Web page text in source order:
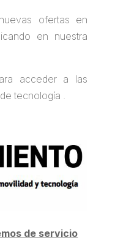
ofertas en
en nuestra
acceder a las
tecnología .
de servicio